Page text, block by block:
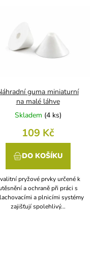
guma miniaturní
na malé láhve
Skladem (4 ks)
109 Kč
DO KOŠÍKU
pryžové prvky určené k
a ochraně při práci s
a plnicími systémy
zajišťují spolehlivý...